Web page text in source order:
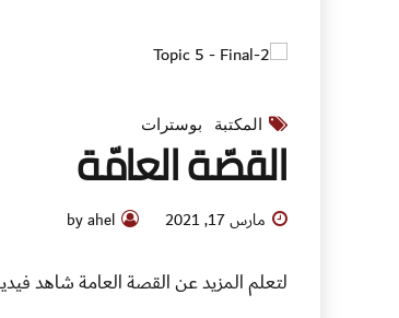
المكتبة بوسترات
القصّة العامّة
مارس 17, 2021 by ahel
لتعلم المزيد عن القصة العامة شاهد